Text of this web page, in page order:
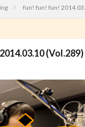
fun! fun! fun!